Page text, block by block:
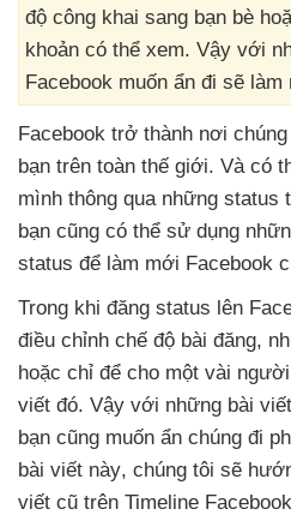
độ công khai sang bạn bè
khoản có thể xem. Vậy với
Facebook muốn ẩn đi sẽ làm
Facebook trở thành nơi
bạn trên toàn thế giới. Và có
mình thông qua những status
bạn cũng có thể sử dụng
status để làm mới Facebook
Trong khi đăng status lên
điều chỉnh chế độ bài đăng,
hoặc chỉ để cho một vài người
viết đó. Vậy với những bài
bạn cũng muốn ẩn chúng đi
bài viết này, chúng tôi sẽ
viết cũ trên Timeline